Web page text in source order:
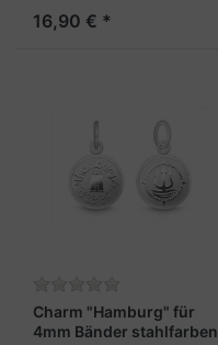
16,90 € *
Charm "Hamburg" für
4mm Bänder stahlfarben